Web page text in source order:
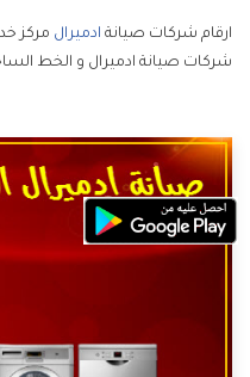
ارقام شركات صيانة ادميرال مركز
شركات صيانة ادميرال و الخط